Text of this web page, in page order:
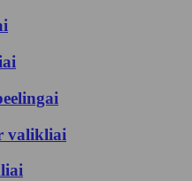
valikliai